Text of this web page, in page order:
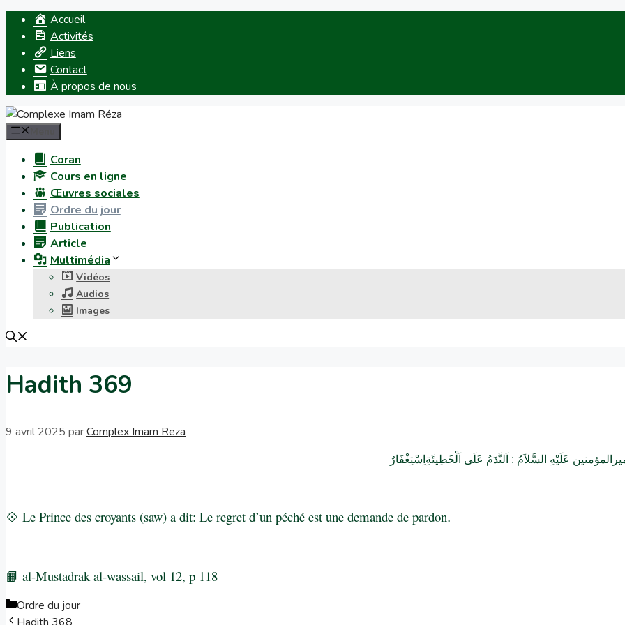
Accueil
Activités
Liens
Contact
À propos de nous
Coran
Cours en ligne
Œuvres sociales
Ordre du jour
Publication
Article
Multimédia
Vidéos
Audios
Images
Hadith 369
9 avril 2025 parComplex Imam Reza
عَلَيْهِ السَّلاَمُ : اَلنَّدَمُ عَلَى اَلْخَطِيئَةِاِسْتِغْفَارٌ
💠 Le Prince des croyants (saw) a dit: Le regret d’un péché est une demande de pardon.
📙 al-Mustadrak al-wassail, vol 12, p 118
Ordre du jour